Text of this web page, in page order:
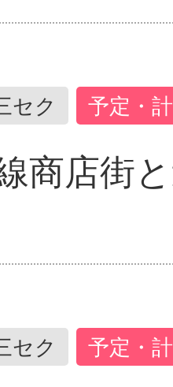
セク 予定・
店街
セク 予定・